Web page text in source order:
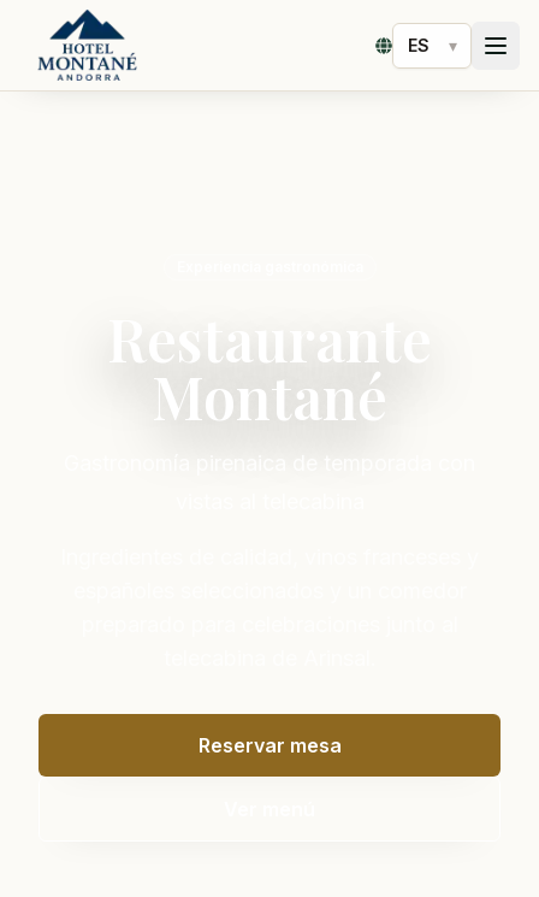
Seleccionar idioma
▾
Restaurante
Montané
Reservar mesa